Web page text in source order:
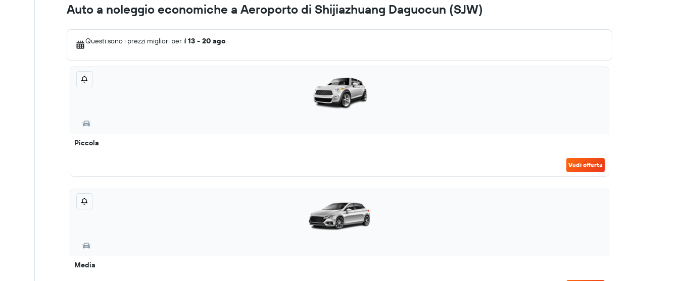
Auto a noleggio economiche a Aeroporto di Shijiazhuang Daguocun (SJW)
Questi sono i prezzi migliori per il 13 - 20 ago.
Piccola
Vedi offerta
Media